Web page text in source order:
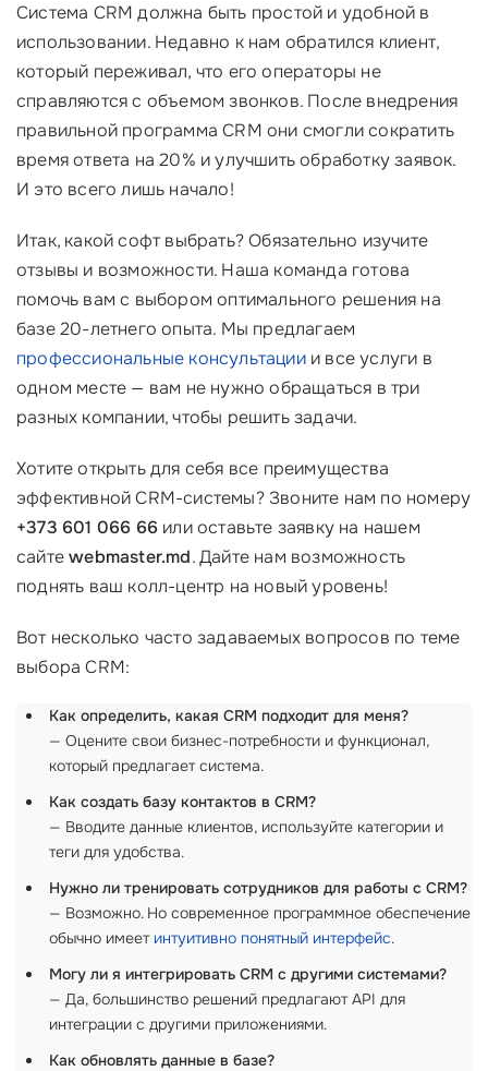
Система CRM должна быть простой и удобной в
использовании. Недавно к нам обратился клиент,
который переживал, что его операторы не
справляются с объемом звонков. После внедрения
правильной программа CRM они смогли сократить
время ответа на 20% и улучшить обработку заявок.
И это всего лишь начало!
Итак, какой софт выбрать? Обязательно изучите
отзывы и возможности. Наша команда готова
помочь вам с выбором оптимального решения на
базе 20-летнего опыта. Мы предлагаем
профессиональные консультациии все услуги в
одном месте — вам не нужно обращаться в три
разных компании, чтобы решить задачи.
Хотите открыть для себя все преимущества
эффективной CRM-системы? Звоните нам по номеру
+373 601 066 66 или оставьте заявку на нашем
сайтеwebmaster.md. Дайте нам возможность
поднять ваш колл-центр на новый уровень!
Вот несколько часто задаваемых вопросов по теме
выбора CRM:
Как определить, какая CRM подходит для меня?
— Оцените свои бизнес-потребности и функционал,
который предлагает система.
Как создать базу контактов в CRM?
— Вводите данные клиентов, используйте категории и
теги для удобства.
Нужно ли тренировать сотрудников для работы с CRM?
— Возможно. Но современное программное обеспечение
обычно имеет интуитивно понятный интерфейс.
Могу ли я интегрировать CRM с другими системами?
— Да, большинство решений предлагают API для
интеграции с другими приложениями.
Как обновлять данные в базе?